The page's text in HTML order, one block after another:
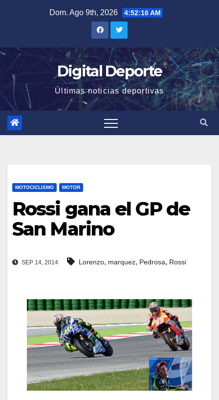
Dom. Ago 9th, 2026 4:52:17 AM
Digital Deporte
Últimas noticias deportivas
MOTOCICLISMO MOTOR
Rossi gana el GP de
San Marino
SEP 14, 2014 Lorenzo, marquez, Pedrosa, Rossi